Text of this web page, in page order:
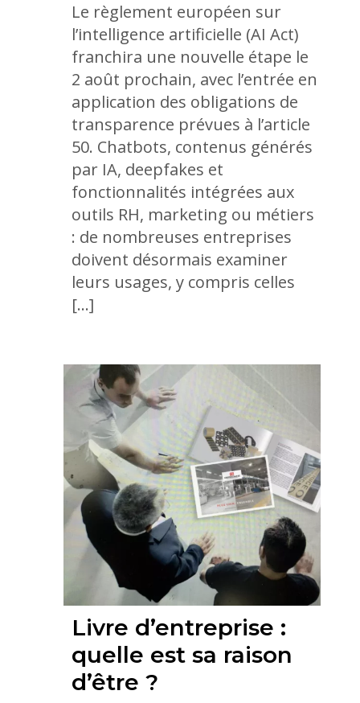
Le règlement européen sur
l’intelligence artificielle (AI Act)
franchira une nouvelle étape le
2 août prochain, avec l’entrée en
application des obligations de
transparence prévues à l’article
50. Chatbots, contenus générés
par IA, deepfakes et
fonctionnalités intégrées aux
outils RH, marketing ou métiers
: de nombreuses entreprises
doivent désormais examiner
leurs usages, y compris celles
[…]
Livre d’entreprise :
quelle est sa raison
d’être ?